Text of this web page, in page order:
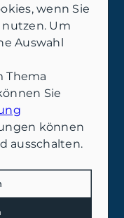
wenn Sie
Um
Auswahl
Thema
Sie
können
ausschalten.